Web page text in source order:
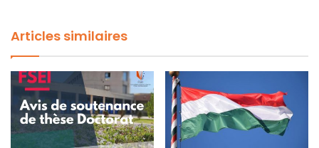
Articles similaires